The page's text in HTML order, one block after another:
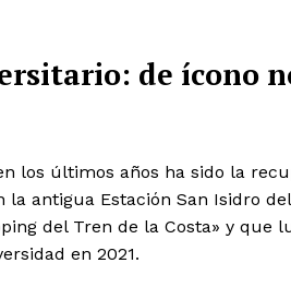
de ícono
los últimos años ha sido la
antigua Estación San Isidro
del Tren de la Costa» y que
en 2021.